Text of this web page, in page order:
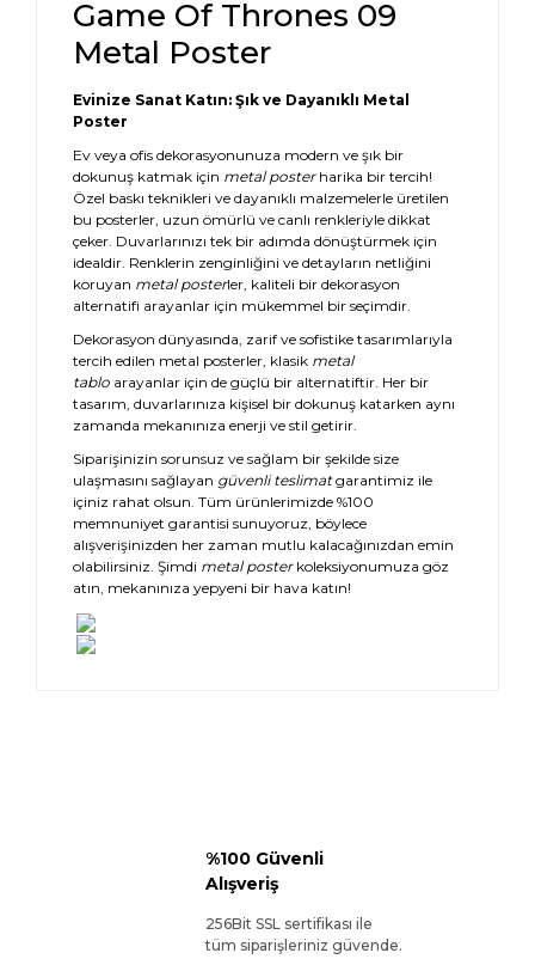
Game Of Thrones 09
Metal Poster
Evinize Sanat Katın: Şık ve Dayanıklı Metal
Poster
Ev veya ofis dekorasyonunuza modern ve şık bir
dokunuş katmak için metal posterharika bir tercih!
Özel baskı teknikleri ve dayanıklı malzemelerle üretilen
bu posterler, uzun ömürlü ve canlı renkleriyle dikkat
çeker. Duvarlarınızı tek bir adımda dönüştürmek için
idealdir. Renklerin zenginliğini ve detayların netliğini
koruyan metal posterler, kaliteli bir dekorasyon
alternatifi arayanlar için mükemmel bir seçimdir.
Dekorasyon dünyasında, zarif ve sofistike tasarımlarıyla
tercih edilen metal posterler, klasik metal
tablo arayanlar için de güçlü bir alternatiftir. Her bir
tasarım, duvarlarınıza kişisel bir dokunuş katarken aynı
zamanda mekanınıza enerji ve stil getirir.
Siparişinizin sorunsuz ve sağlam bir şekilde size
ulaşmasını sağlayan güvenli teslimatgarantimiz ile
içiniz rahat olsun. Tüm ürünlerimizde %100
memnuniyet garantisi sunuyoruz, böylece
alışverişinizden her zaman mutlu kalacağınızdan emin
olabilirsiniz. Şimdi metal posterkoleksiyonumuza göz
atın, mekanınıza yepyeni bir hava katın!
%100 Güvenli
Alışveriş
256Bit SSL sertifikası ile
tüm siparişleriniz güvende.